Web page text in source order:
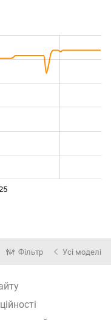
Фільтр Усі моделі